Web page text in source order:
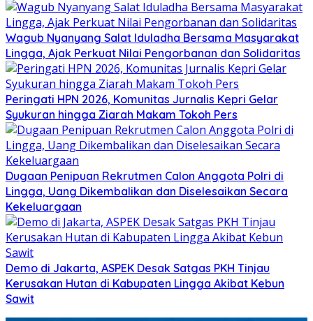
Wagub Nyanyang Salat Iduladha Bersama Masyarakat
Lingga, Ajak Perkuat Nilai Pengorbanan dan Solidaritas
Peringati HPN 2026, Komunitas Jurnalis Kepri Gelar
Syukuran hingga Ziarah Makam Tokoh Pers
Dugaan Penipuan Rekrutmen Calon Anggota Polri di
Lingga, Uang Dikembalikan dan Diselesaikan Secara
Kekeluargaan
Demo di Jakarta, ASPEK Desak Satgas PKH Tinjau
Kerusakan Hutan di Kabupaten Lingga Akibat Kebun
Sawit